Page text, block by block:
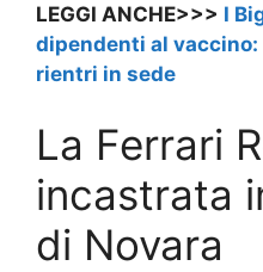
LEGGI ANCHE>>> I
dipendenti al
rientri in sede
La Ferrari
incastrata
di Novara